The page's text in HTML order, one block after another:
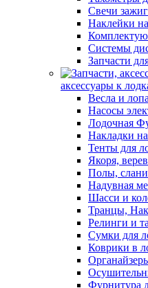
Свечи
Наклейки
Системы
Запчасти
аксессуары к
Весла и
Насосы
Лодочная
Накладки
Тенты для
Якоря,
Полы, слани
Надувная
Шасси и
Транцы,
Релинги и
Сумки для
Коврики в
Фурнитура